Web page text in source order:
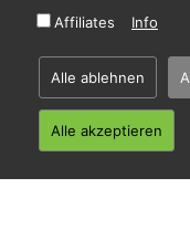
Bei
* Alle Preise in Euro inkl.
Informationen zu
Home·
Affiliates
Info
Alle ablehnen
Alle akzeptieren